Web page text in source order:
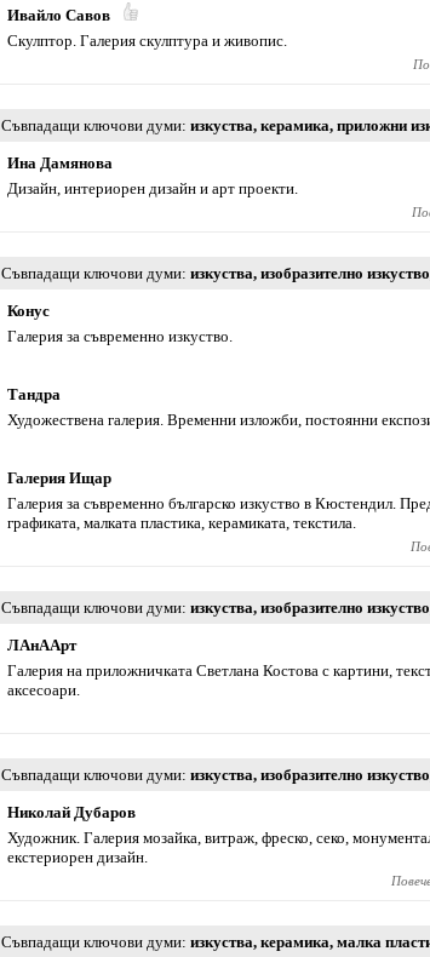
Ивайло Савов
Скулптор. Галерия скулптура и живопис.
Съвпадащи ключови думи изкуства, керамика, приложни
Ина Дамянова
Дизайн, интериорен дизайн и арт проекти.
Съвпадащи ключови думи изкуства, изобразително изкуство
Конус
Галерия за съвременно изкуство.
Тандра
Художествена галерия. Временни изложби, постоянни
Галерия Ищар
Галерия за съвременно българско изкуство в Кюстендил.
графиката, малката пластика, керамиката, текстила.
Съвпадащи ключови думи изкуства, изобразително изкуство
ЛАнААрт
Галерия на приложничката Светлана Костова с картини,
аксесоари.
Съвпадащи ключови думи изкуства, изобразително изкуство
Николай Дубаров
Художник. Галерия мозайка, витраж, фреско, секо,
екстериорен дизайн.
Съвпадащи ключови думи изкуства, керамика, малка